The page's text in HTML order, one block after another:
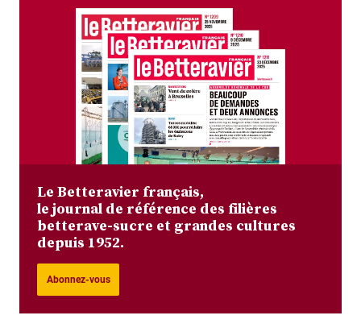
Le Betteravier français,
le journal de référence des filières
betterave-sucre et grandes cultures
depuis 1952.
Abonnez-vous